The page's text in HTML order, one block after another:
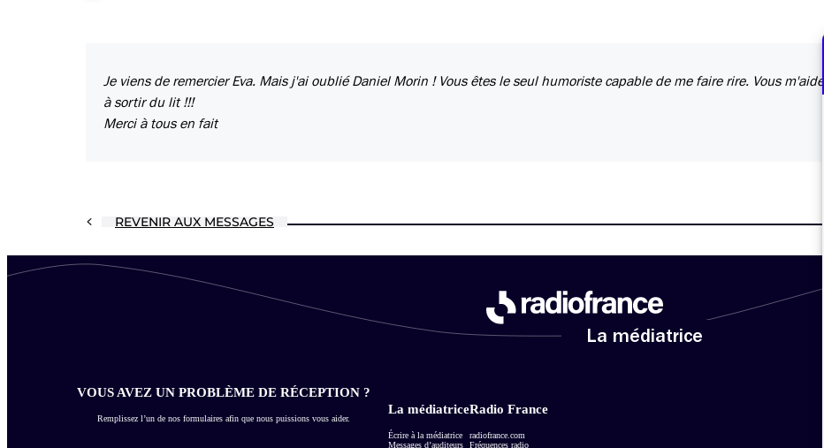
Je viens de remercier Eva. Mais j'ai oublié Daniel Morin ! Vous êtes le seul humoriste capable de me faire rire. Vous m'aidez
à sortir du lit !!!
Merci à tous en fait
REVENIR AUX MESSAGES
La médiatrice
VOUS AVEZ UN PROBLÈME DE RÉCEPTION ?
Remplissez l’un de nos formulaires afin que nous puissions vous aider.
La médiatrice
Écrire à la médiatrice
Messages d’auditeurs
Radio France
radiofrance.com
Fréquences radio